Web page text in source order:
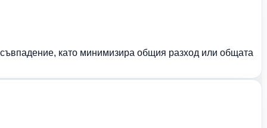
като минимизира общия разход или общата